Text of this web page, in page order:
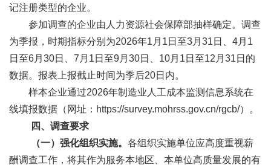
记注册类型的企业。
参加调查的企业由人力资源社会保障部抽样确定。调查
为季报，时期指标分别为2026年1月1日至3月31日、4月1
日至6月30日、7月1日至9月30日、10月1日至12月31日的
数据。报表上报截止时间为季后20日内。
样本企业通过2026年制造业人工成本监测信息系统在
线填报数据（网址：https://survey.mohrss.gov.cn/rgcb/）。
四、调查要求
（一）强化组织实施。 各组织实施单位应高度重视薪
酬调查工作，将其作为服务本地区、本单位高质量发展的有